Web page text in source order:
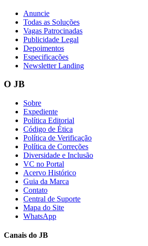
Anuncie
Todas as Soluções
Vagas Patrocinadas
Publicidade Legal
Depoimentos
Especificações
Newsletter Landing
O JB
Sobre
Expediente
Política Editorial
Código de Ética
Política de Verificação
Política de Correções
Diversidade e Inclusão
VC no Portal
Acervo Histórico
Guia da Marca
Contato
Central de Suporte
Mapa do Site
WhatsApp
Canais do JB